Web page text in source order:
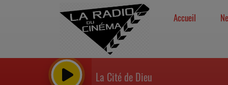
Accueil
La Cité de Dieu